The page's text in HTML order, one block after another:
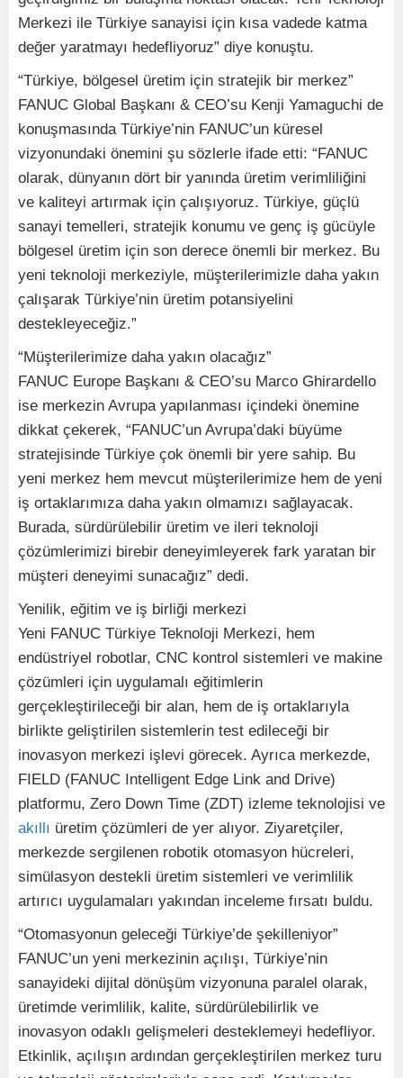
Merkezi ile Türkiye sanayisi için kısa vadede katma
değer yaratmayı hedefliyoruz” diye konuştu.
“Türkiye, bölgesel üretim için stratejik bir merkez”
FANUC Global Başkanı & CEO’su Kenji Yamaguchi de
konuşmasında Türkiye’nin FANUC’un küresel
vizyonundaki önemini şu sözlerle ifade etti: “FANUC
olarak, dünyanın dört bir yanında üretim verimliliğini
ve kaliteyi artırmak için çalışıyoruz. Türkiye, güçlü
sanayi temelleri, stratejik konumu ve genç iş gücüyle
bölgesel üretim için son derece önemli bir merkez. Bu
yeni teknoloji merkeziyle, müşterilerimizle daha yakın
çalışarak Türkiye’nin üretim potansiyelini
destekleyeceğiz.”
“Müşterilerimize daha yakın olacağız”
FANUC Europe Başkanı & CEO’su Marco Ghirardello
ise merkezin Avrupa yapılanması içindeki önemine
dikkat çekerek, “FANUC’un Avrupa’daki büyüme
stratejisinde Türkiye çok önemli bir yere sahip. Bu
yeni merkez hem mevcut müşterilerimize hem de yeni
iş ortaklarımıza daha yakın olmamızı sağlayacak.
Burada, sürdürülebilir üretim ve ileri teknoloji
çözümlerimizi birebir deneyimleyerek fark yaratan bir
müşteri deneyimi sunacağız” dedi.
Yenilik, eğitim ve iş birliği merkezi
Yeni FANUC Türkiye Teknoloji Merkezi, hem
endüstriyel robotlar, CNC kontrol sistemleri ve makine
çözümleri için uygulamalı eğitimlerin
gerçekleştirileceği bir alan, hem de iş ortaklarıyla
birlikte geliştirilen sistemlerin test edileceği bir
inovasyon merkezi işlevi görecek. Ayrıca merkezde,
FIELD (FANUC Intelligent Edge Link and Drive)
platformu, Zero Down Time (ZDT) izleme teknolojisi ve
akıllı üretim çözümleri de yer alıyor. Ziyaretçiler,
merkezde sergilenen robotik otomasyon hücreleri,
simülasyon destekli üretim sistemleri ve verimlilik
artırıcı uygulamaları yakından inceleme fırsatı buldu.
“Otomasyonun geleceği Türkiye’de şekilleniyor”
FANUC’un yeni merkezinin açılışı, Türkiye’nin
sanayideki dijital dönüşüm vizyonuna paralel olarak,
üretimde verimlilik, kalite, sürdürülebilirlik ve
inovasyon odaklı gelişmeleri desteklemeyi hedefliyor.
Etkinlik, açılışın ardından gerçekleştirilen merkez turu